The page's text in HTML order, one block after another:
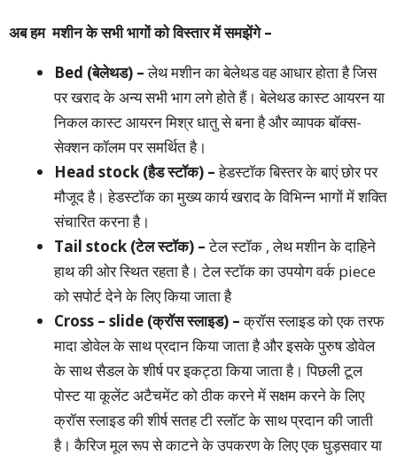
अब हम मशीन के सभी भागों को विस्तार में समझेंगे –
Bed (बेलेथड) –लेथ मशीन का बेलेथड वह आधार होता है जिस
पर खराद के अन्य सभी भाग लगे होते हैं। बेलेथड कास्ट आयरन या
निकल कास्ट आयरन मिश्र धातु से बना है और व्यापक बॉक्स-
सेक्शन कॉलम पर समर्थित है।
Head stock (हैड स्टॉक) –हेडस्टॉक बिस्तर के बाएं छोर पर
मौजूद है। हेडस्टॉक का मुख्य कार्य खराद के विभिन्न भागों में शक्ति
संचारित करना है।
Tail stock (टेल स्टॉक) –टेल स्टॉक , लेथ मशीन के दाहिने
हाथ की ओर स्थित रहता है। टेल स्टॉक का उपयोग वर्क piece
को सपोर्ट देने के लिए किया जाता है
Cross – slide (क्रॉस स्लाइड) –क्रॉस स्लाइड को एक तरफ
मादा डोवेल के साथ प्रदान किया जाता है और इसके पुरुष डोवेल
के साथ सैडल के शीर्ष पर इकट्ठा किया जाता है।पिछली टूल
पोस्ट या कूलेंट अटैचमेंट को ठीक करने में सक्षम करने के लिए
क्रॉस स्लाइड की शीर्ष सतह टी स्लॉट के साथ प्रदान की जाती
है। कैरिज मूल रूप से काटने के उपकरण के लिए एक घुड़सवार या